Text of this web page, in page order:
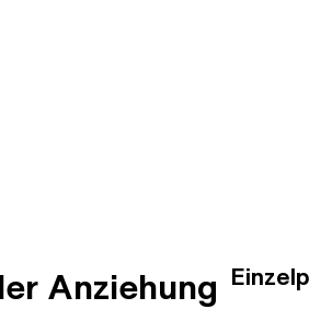
Anziehung